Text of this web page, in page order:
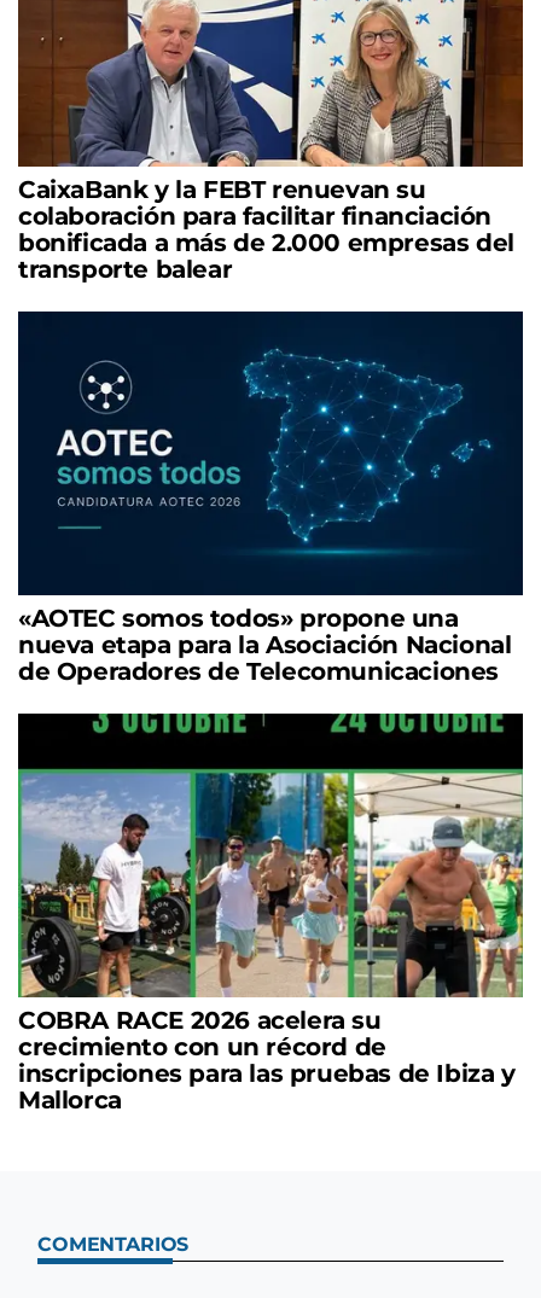
CaixaBank y la FEBT renuevan su
colaboración para facilitar financiación
bonificada a más de 2.000 empresas del
transporte balear
«AOTEC somos todos» propone una
nueva etapa para la Asociación Nacional
de Operadores de Telecomunicaciones
COBRA RACE 2026 acelera su
crecimiento con un récord de
inscripciones para las pruebas de Ibiza y
Mallorca
COMENTARIOS